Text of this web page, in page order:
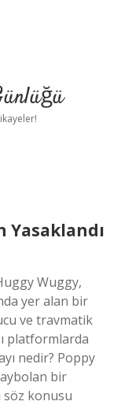
Yasaklandı
Wuggy,
yer alan bir
ve travmatik
platformlarda
nedir? Poppy
bir
söz konusu